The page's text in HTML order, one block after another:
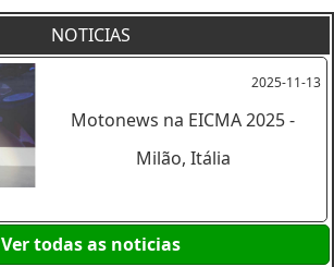
NOTICIAS
2025-11-13
Motonews na EICMA 2025 -
Milão, Itália
Ver todas as noticias